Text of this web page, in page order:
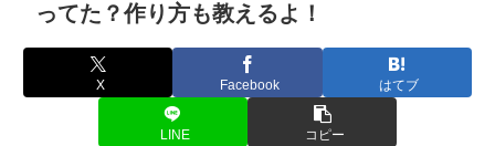
ってた？作り方も教えるよ！
X Facebook はてブ
LINE コピー